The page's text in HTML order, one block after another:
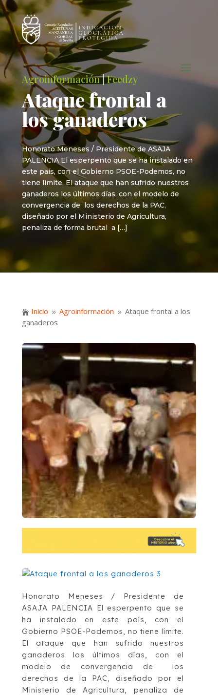
Agroinformación|Feedzy
Ataque frontal a
los ganaderos
Honorato Meneses / Presidente de ASAJA
PALENCIA El esperpento que se ha instalado en
este país, con el Gobierno PSOE-Podemos, no
tiene límite. El ataque que han sufrido nuestros
ganaderos los últimos días, con el modelo de
convergencia de los derechos de la PAC,
diseñado por el Ministerio de Agricultura,
penaliza de forma brutal a […]
 Inicio 9 Agroinformación 9 Ataque frontal a los
ganaderos
Honorato Meneses / Presidente de
ASAJA PALENCIA El esperpento que se
ha instalado en este país, con el
Gobierno PSOE-Podemos, no tiene límite.
El ataque que han sufrido nuestros
ganaderos los últimos días, con el
modelo de convergencia de los
derechos de la PAC, diseñado por el
Ministerio de Agricultura, penaliza de